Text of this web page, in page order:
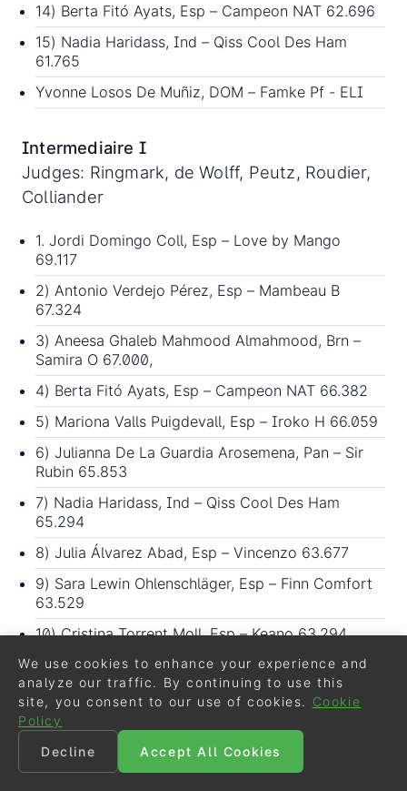
14) Berta Fitó Ayats, Esp – Campeon NAT 62.696
15) Nadia Haridass, Ind – Qiss Cool Des Ham
61.765
Yvonne Losos De Muñiz, DOM – Famke Pf - ELI
Intermediaire I
Judges: Ringmark, de Wolff, Peutz, Roudier,
Colliander
1. Jordi Domingo Coll, Esp – Love by Mango
69.117
2) Antonio Verdejo Pérez, Esp – Mambeau B
67.324
3) Aneesa Ghaleb Mahmood Almahmood, Brn –
Samira O 67.000,
4) Berta Fitó Ayats, Esp – Campeon NAT 66.382
5) Mariona Valls Puigdevall, Esp – Iroko H 66.059
6) Julianna De La Guardia Arosemena, Pan – Sir
Rubin 65.853
7) Nadia Haridass, Ind – Qiss Cool Des Ham
65.294
8) Julia Álvarez Abad, Esp – Vincenzo 63.677
9) Sara Lewin Ohlenschläger, Esp – Finn Comfort
63.529
10) Cristina Torrent Moll, Esp – Keano 63.294
11) Juan Matute Guimon, Esp – Zuriel 61.647
Intermediaire I Kur to Music
Judges: Tissot, Holler, Leyman, Colliander,
Peutz
We use cookies to enhance your experience and
analyze our traffic. By continuing to use this
site, you consent to our use of cookies.
Cookie
Policy
Decline
Accept All Cookies